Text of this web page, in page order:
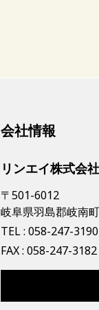
会社情報
リンエイ株式会社
〒501-6012
岐阜県羽島郡岐南
TEL : 058-247-3190
FAX : 058-247-3182